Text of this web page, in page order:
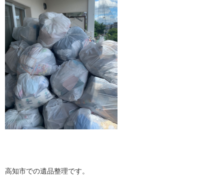
高知市での遺品整理です。